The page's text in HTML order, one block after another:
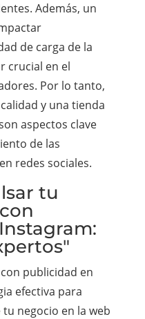
Además, un
de carga de la
crucial en el
Por lo tanto,
y una tienda
aspectos clave
de las
redes sociales.
tu
publicidad en
efectiva para
negocio en la web